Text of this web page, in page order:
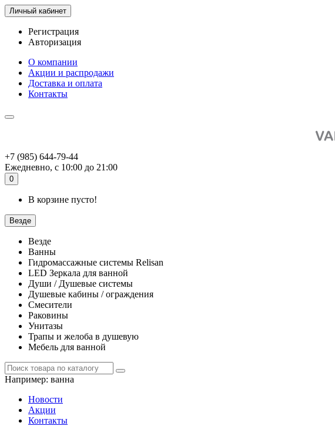
Личный кабинет
Регистрация
Авторизация
О компании
Акции и распродажи
Доставка и оплата
Контакты
+7 (985) 644-79-44
Ежедневно, с 10:00 до 21:00
0
В корзине пусто!
Везде
Везде
Ванны
Гидромассажные системы Relisan
LED Зеркала для ванной
Души / Душевые системы
Душевые кабины / ограждения
Смесители
Раковины
Унитазы
Трапы и желоба в душевую
Мебель для ванной
Например: ванна
Новости
Акции
Контакты